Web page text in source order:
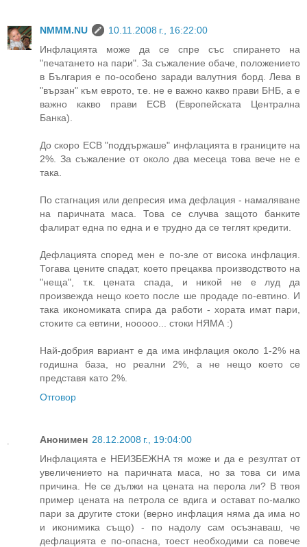
NMMM.NU
10.11.2008 г., 16:22:00
Инфлацията може да се спре със спирането на
"печатането на пари". За съжаление обаче, положението
в България е по-особено заради валутния борд. Лева в
"вързан" към еврото, т.е. не е важно какво прави БНБ, а е
важно какво прави ECB (Европейската Централна
Банка).
До скоро ECB "поддържаше" инфлацията в границите на
2%. За съжаление от около два месеца това вече не е
така.
По стагнация или депресия има дефлация - намаляване
на паричната маса. Това се случва защото банките
фалират една по една и е трудно да се теглят кредити.
Дефлацията според мен е по-зле от висока инфлация.
Тогава цените спадат, което прецаква производството на
"неща", т.к. цената спада, и никой не е луд да
произвежда нещо което после ше продаде по-евтино. И
така икономиката спира да работи - хората имат пари,
стоките са евтини, нооооо... стоки НЯМА :)
Най-добрия вариант е да има инфлация около 1-2% на
годишна база, но реални 2%, а не нещо което се
представя като 2%.
Отговор
Анонимен 28.12.2008 г., 19:04:00
Инфлацията е НЕИЗБЕЖНА тя може и да е резултат от
увеличението на паричната маса, но за това си има
причина. Не се дължи на цената на перола ли? В твоя
пример цената на петрола се вдига и остават по-малко
пари за другите стоки (верно инфлация няма да има но
и иконимика също) - по надолу сам осъзнаваш, че
дефлацията е по-опасна, тоест необходими са повече